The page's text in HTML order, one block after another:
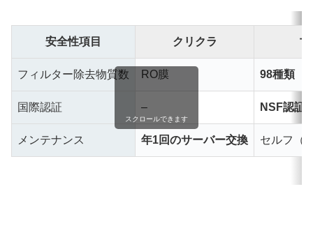
安全性項目 クリクラ マ
フィルター除去物質数 RO膜 98種類
国際認証 – NSF認証
メンテナンス 年1回のサーバー交換 セルフ（
スクロールできます